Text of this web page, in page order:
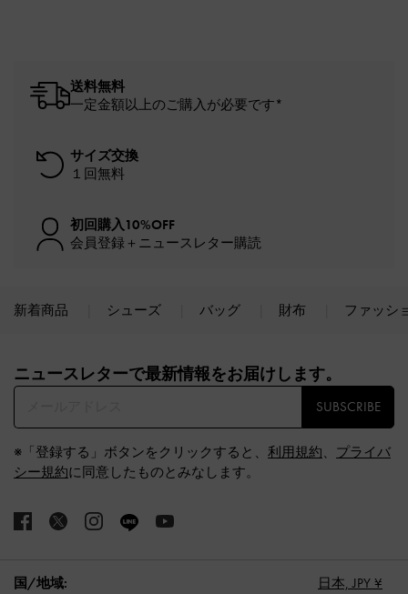
送料無料
一定金額以上のご購入が必要です*
サイズ交換
１回無料
初回購入10%OFF
会員登録＋ニュースレター購読
新着商品 シューズ バッグ 財布 ファッシ
ニュースレターで最新情報をお届けします。​
SUBSCRIBE
※「登録する」ボタンをクリックすると、 利用規約、 プライバ
シー規約に同意したものとみなします。
国/地域: 日本, JPY ¥